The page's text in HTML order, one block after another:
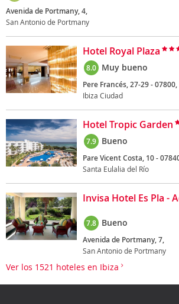
Avenida de Portmany, 4,
San Antonio de Portmany
Hotel Royal Plaza
8.0 Muy bueno
Pere Francés, 27-29 - 07800,
Ibiza Ciudad
Hotel Tropic Garden
7.9 Bueno
Pare Vicent Costa, 10 -
Santa Eulalia del Río
Invisa Hotel Es Pla -
7.8 Bueno
Avenida de Portmany, 7,
San Antonio de Portmany
Ver los 1521 hoteles en Ibiza